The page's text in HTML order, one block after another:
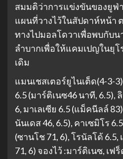
สมมติว่าการแข่งขันของยูฟ่
แผนที่วางไว้ในสัปดาห์หน้า
ทางไปมอลโดวาเพื่อพบกับน
ลำบากเพื่อให้แคมเปญในยุ
เดิม
แมนเชสเตอร์ยูไนเต็ด(4-3-
6.5 (มาร์ติเนซ46 นาที, 6.5),
6, มาเลเซีย 6.5 (แม็คนีลล์
นันเดส 46, 6.5), คาเซมิโร
(ซานโช 71, 6), โรนัลโด้ 6.5,
71, 6) จองไว้ :มาร์ติเนซ, เฟ